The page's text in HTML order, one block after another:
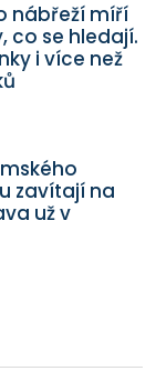
nábřeží míří
co se hledají.
i více než
zavítají na
už v